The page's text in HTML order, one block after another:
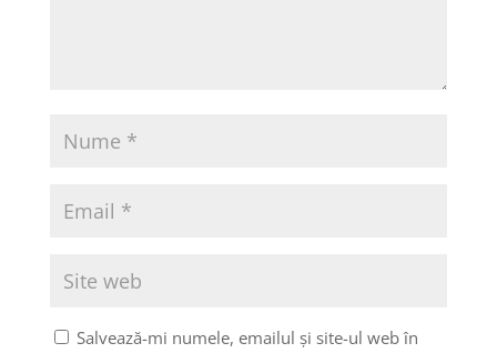
Salvează-mi numele, emailul și site-ul web în